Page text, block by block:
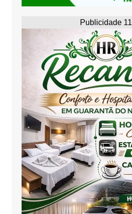
Publicidade 11